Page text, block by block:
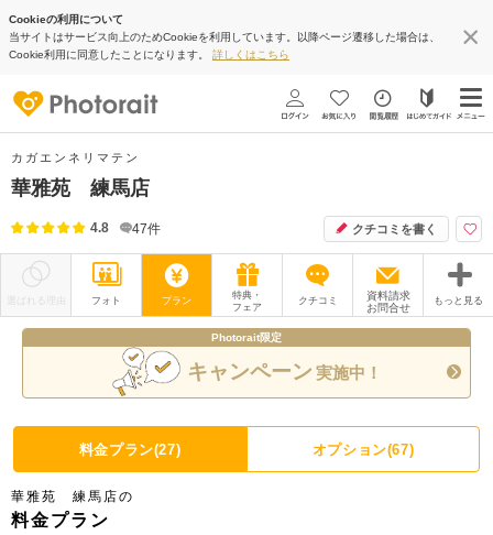
Cookieの利用について
当サイトはサービス向上のためCookieを利用しています。以降ページ遷移した場合は、
Cookie利用に同意したことになります。 詳しくはこちら
カガエンネリマテン
華雅苑 練馬店
4.8 47件 クチコミを書く
フォト プラン
特典・
フェア
クチコミ
資料請求
お問合せ
もっと見る
ムービー
オプション ブログ
アクセス/TEL スタジオトップ
こだわりポイント
Photorait限定
キャンペーン 実施中！
料金プラン(27) オプション(67)
華雅苑 練馬店の
料金プラン